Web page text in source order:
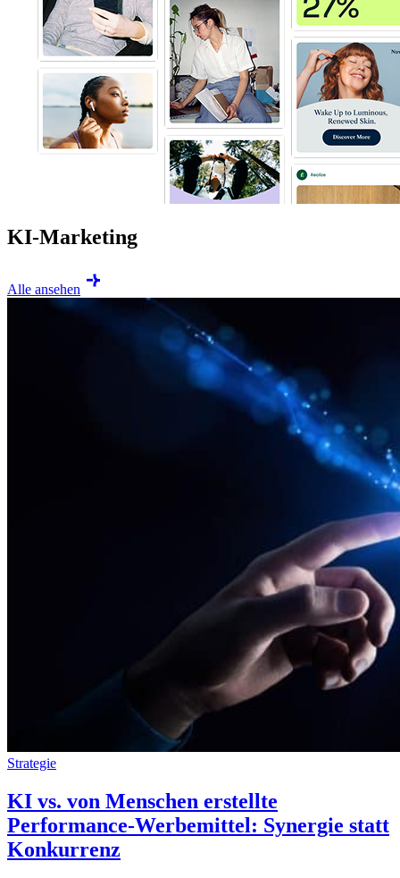
KI-Marketing
Alle ansehen
Strategie
KI vs. von Menschen erstellte
Performance-Werbemittel: Synergie statt
Konkurrenz